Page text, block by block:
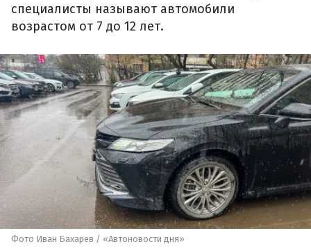
специалисты называют автомобили
возрастом от 7 до 12 лет.
Фото Иван Бахарев / «Автоновости дня»